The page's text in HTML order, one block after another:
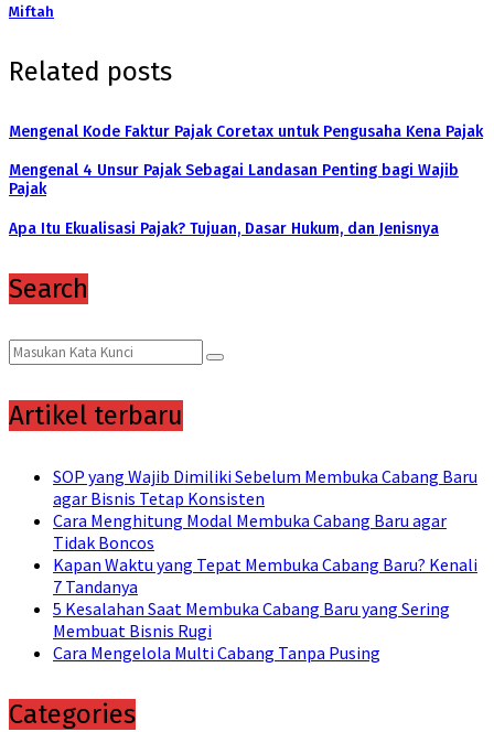
Miftah
Related posts
Mengenal Kode Faktur Pajak Coretax untuk Pengusaha Kena Pajak
Mengenal 4 Unsur Pajak Sebagai Landasan Penting bagi Wajib
Pajak
Apa Itu Ekualisasi Pajak? Tujuan, Dasar Hukum, dan Jenisnya
Search
Search
for:
Search
Artikel terbaru
SOP yang Wajib Dimiliki Sebelum Membuka Cabang Baru
agar Bisnis Tetap Konsisten
Cara Menghitung Modal Membuka Cabang Baru agar
Tidak Boncos
Kapan Waktu yang Tepat Membuka Cabang Baru? Kenali
7 Tandanya
5 Kesalahan Saat Membuka Cabang Baru yang Sering
Membuat Bisnis Rugi
Cara Mengelola Multi Cabang Tanpa Pusing
Categories